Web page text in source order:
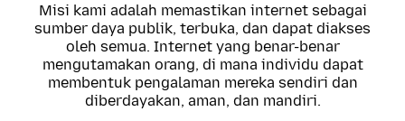
Misi kami adalah memastikan internet sebagai
sumber daya publik, terbuka, dan dapat diakses
oleh semua. Internet yang benar-benar
mengutamakan orang, di mana individu dapat
membentuk pengalaman mereka sendiri dan
diberdayakan, aman, dan mandiri.